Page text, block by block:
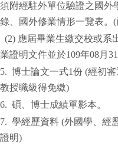
須附經駐外單位驗證之國外
錄、國外修業情形一覽表。
(2) 應屆畢業生繳交校或系
業證明文件並於109年08月
5. 博士論文一式1份 (經初
教授職級得免繳)
6. 碩、博士成績單影本。
7. 學經歷資料 (外國學、經
證明)